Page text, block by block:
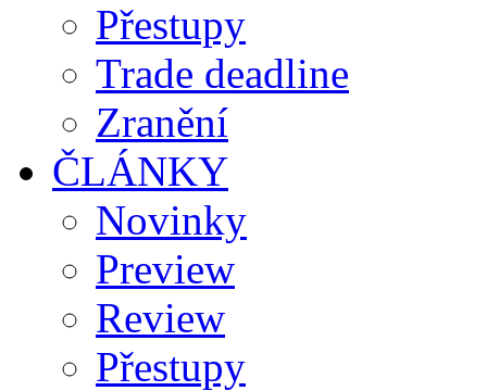
Přestupy
Trade deadline
Zranění
ČLÁNKY
Novinky
Preview
Review
Přestupy